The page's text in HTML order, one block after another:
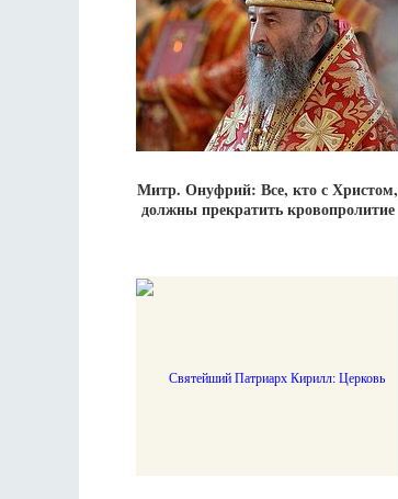
Митр. Онуфрий: Все, кто с Христом,
должны прекратить кровопролитие